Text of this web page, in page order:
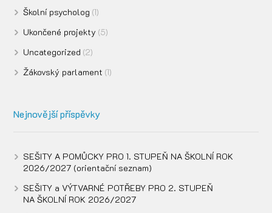
Školní psycholog (1)
Ukončené projekty (5)
Uncategorized (2)
Žákovský parlament (1)
Nejnovější příspěvky
SEŠITY A POMŮCKY PRO 1. STUPEŇ NA ŠKOLNÍ ROK
2026/2027 (orientační seznam)
SEŠITY a VÝTVARNÉ POTŘEBY PRO 2. STUPEŇ
NA ŠKOLNÍ ROK 2026/2027